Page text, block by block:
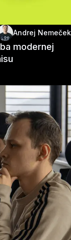
Andrej Nemeček
modernej